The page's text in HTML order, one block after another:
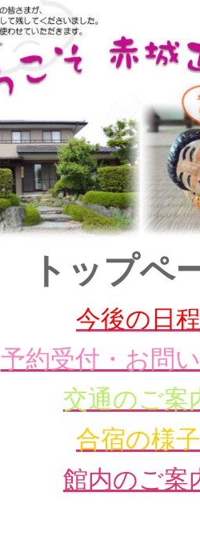
トップペ
今後の日程
予約受付・お問
交通のご案
合宿の様子
館内のご案